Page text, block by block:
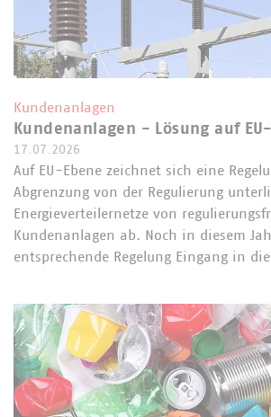
Kundenanlagen
Kundenanlagen - Lösung auf
17.07.2026
Auf EU-Ebene zeichnet sich eine
Abgrenzung von der Regulierung
Energieverteilernetze von
Kundenanlagen ab. Noch in diesem
entsprechende Regelung Eingang in